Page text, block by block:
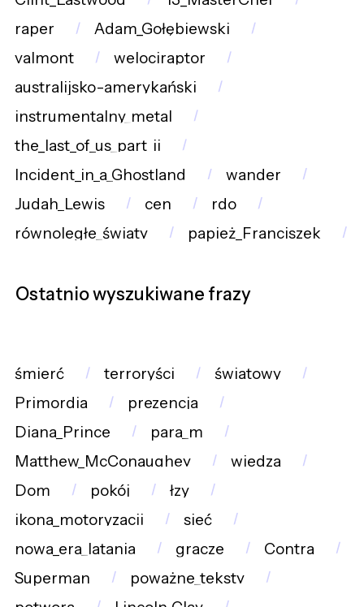
raper
Adam_Gołębiewski
valmont
welociraptor
australijsko-amerykański
instrumentalny_metal
the_last_of_us_part_ii
Incident_in_a_Ghostland
wander
Judah_Lewis
cen
rdo
równoległe_światy
papież_Franciszek
Ostatnio wyszukiwane frazy
śmierć terroryści
światowy
Primordia
prezencja
Diana_Prince
para_m
Matthew_McConaughey
wiedza
Dom
pokój
łzy
ikona_motoryzacji
sieć
nowa_era_latania
gracze
Contra
Superman
poważne_teksty